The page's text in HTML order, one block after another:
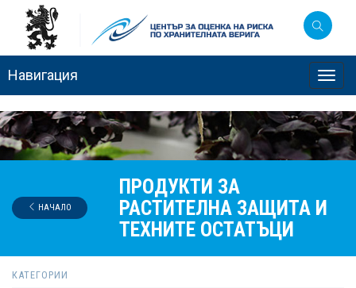
Навигация
ПРОДУКТИ ЗА
РАСТИТЕЛНА ЗАЩИТА И
ТЕХНИТЕ ОСТАТЪЦИ
НАЧАЛО
КАТЕГОРИИ